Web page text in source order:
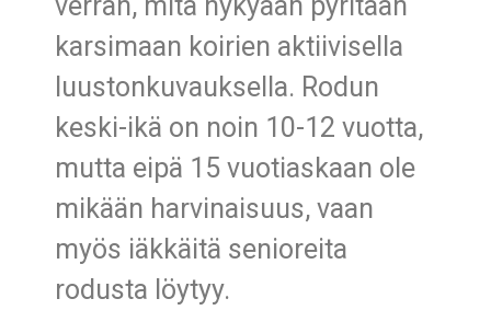
karsimaan koirien aktiivisella
luustonkuvauksella. Rodun
keski-ikä on noin 10-12 vuotta,
mutta eipä 15 vuotiaskaan ole
mikään harvinaisuus, vaan
myös iäkkäitä senioreita
rodusta löytyy.